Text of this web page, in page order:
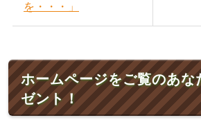
を・・・」
ホームページをご覧のあな
ゼント！